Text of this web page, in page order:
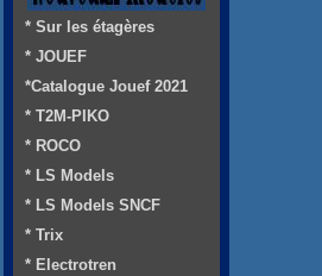
* Sur les étagères
* JOUEF
*Catalogue Jouef 2021
* T2M-PIKO
* ROCO
* LS Models
* LS Models SNCF
* Trix
* Electrotren